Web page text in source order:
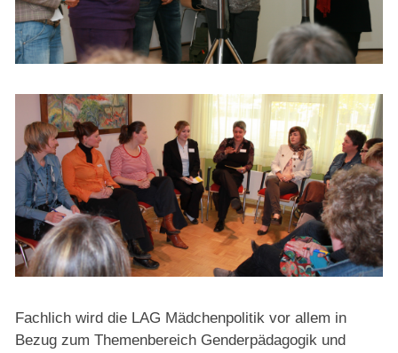
Fachlich wird die LAG Mädchenpolitik vor allem in
Bezug zum Themenbereich Genderpädagogik und